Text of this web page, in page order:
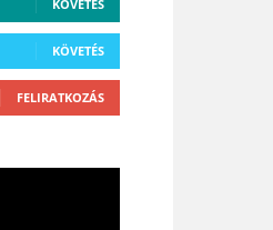
KÖVETÉS
KÖVETÉS
FELIRATKOZÁS